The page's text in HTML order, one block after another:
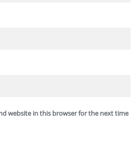
website in this browser for the next time